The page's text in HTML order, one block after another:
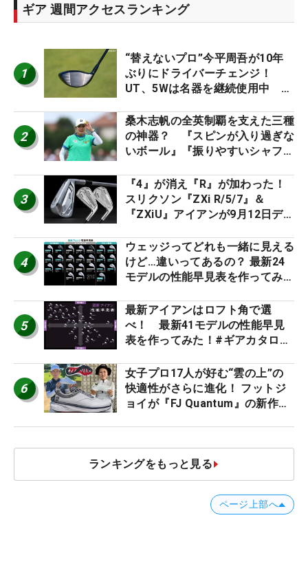
ギア 週間アクセスランキング
1
“替えないプロ”今平周吾が10年
ぶりにドライバーチェンジ！
UT、5Wは名器を継続使用中 #
2
桑木志帆の全英制覇を支えた三種
の神器？ 『スピンが入り過ぎな
いボール』『振りやすいシャフ
ー』 #女子プロセッティング
3
『4』が消え『R』が加わった！
スリクソン『ZXi R/5/7』＆
『ZXiU』アイアンが9月12日デ
4
ウェッジってどれも一緒に見える
けど…違いってあるの？ 最新24
モデルの性能早見表を作ってみ
5
最新アイアンはロフト角で選
べ！ 最新41モデルの性能早見
表を作ってみた！#ギアカタログ
6
女子プロ17人が好む“雲の上”の
快適性がさらに進化！ フットジ
ョイが『FJ Quantum』の新作を
ランキングをもっと見る
ページ上部へ